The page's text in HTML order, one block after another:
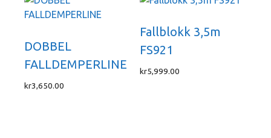
DOBBEL
FALLDEMPERLINE
kr3,650.00
Fallblokk 3,5m
FS921
kr5,999.00